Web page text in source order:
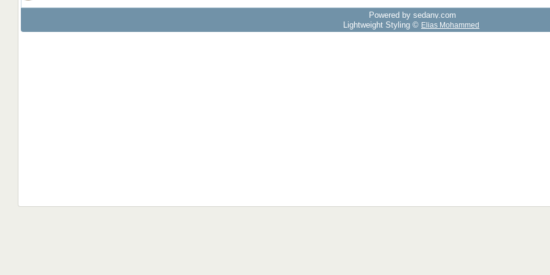
Powered by sedany.com
Lightweight Styling © Elias Mohammed